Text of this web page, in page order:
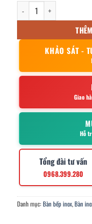
Bàn bếp inox
KHẢO SÁT -
Giao
Hỗ
Tổng đài tư vấn
0968.399.280
Danh mục: Bàn bếp inox,Bàn